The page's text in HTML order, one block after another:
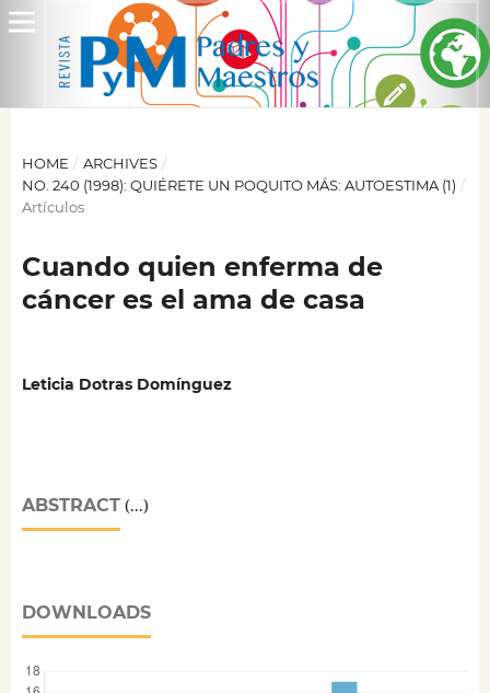
HOME / ARCHIVES /
NO. 240 (1998): QUIÉRETE UN POQUITO MÁS: AUTOESTIMA (1) /
Artículos
Cuando quien enferma de
cáncer es el ama de casa
Leticia Dotras Domínguez
ABSTRACT(...)
DOWNLOADS